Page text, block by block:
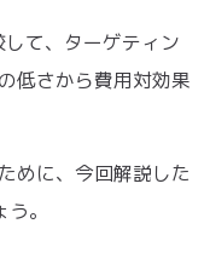
て、ターゲティン
低さから費用対効果
めに、今回解説した
。